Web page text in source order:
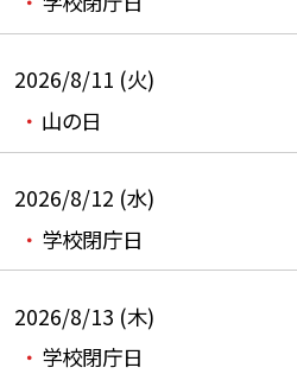
2026/8/11 (火)
山の日
2026/8/12 (水)
学校閉庁日
2026/8/13 (木)
学校閉庁日